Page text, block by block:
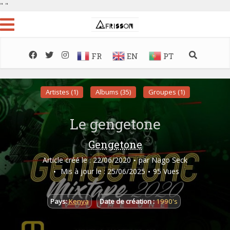
" "
FR EN PT
Artistes (1) Albums (35) Groupes (1)
Le gengetone
Gengetone
Article créé le : 22/06/2020 par Nago Seck
Mis à jour le : 25/06/2025
95 Vues
Pays:Kenya Date de création :1990's